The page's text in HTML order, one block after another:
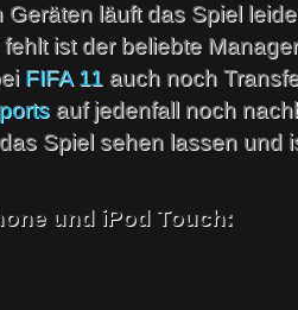
Geräten läuft das Spiel
ist der beliebte
FIFA 11 auch noch
auf jedenfall noch
Spiel sehen lassen und
und iPod Touch: